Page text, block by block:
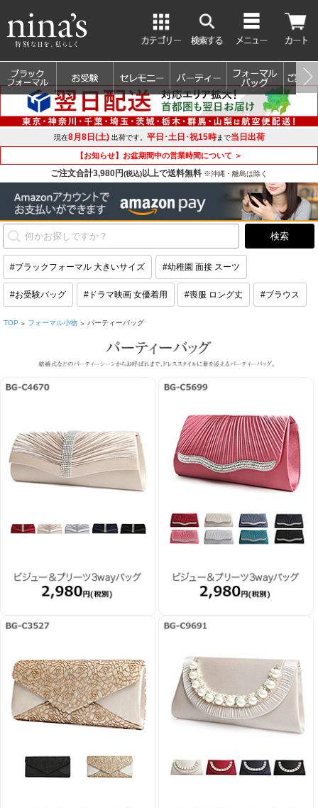
現在8月8日(土)出荷です。 平日･土日･祝15時まで当日出荷
【お知らせ】お盆期間中の営業時間について ＞
ご注文合計3,980円(税込)以上で送料無料 ※沖縄・離島は除く
#ブラックフォーマル 大きいサイズ #幼稚園 面接 スーツ
#お受験バッグ #ドラマ映画 女優着用 #喪服 ロング丈 #ブラウス
TOP > フォーマル小物 > パーティーバッグ